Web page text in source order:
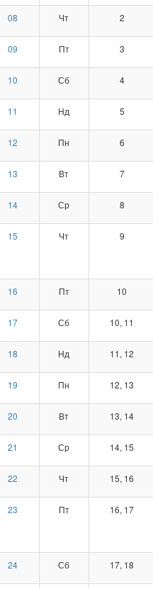
08 Чт 2
09 Пт 3
10 Сб 4
11 Нд 5
12 Пн 6
13 Вт 7
14 Ср 8
15 Чт 9
16 Пт 10
17 Сб 10, 11
18 Нд 11, 12
19 Пн 12, 13
20 Вт 13, 14
21 Ср 14, 15
22 Чт 15, 16
23 Пт 16, 17
24 Сб 17, 18